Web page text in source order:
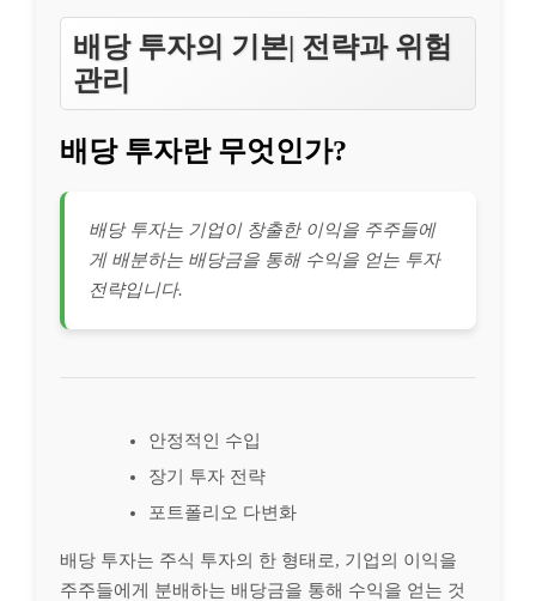
배당 투자의 기본| 전략과 위험
관리
배당 투자란 무엇인가?
배당 투자는 기업이 창출한 이익을 주주들에
게 배분하는 배당금을 통해 수익을 얻는 투자
전략입니다.
안정적인 수입
장기 투자 전략
포트폴리오 다변화
배당 투자는 주식 투자의 한 형태로, 기업의 이익을
주주들에게 분배하는 배당금을 통해 수익을 얻는 것